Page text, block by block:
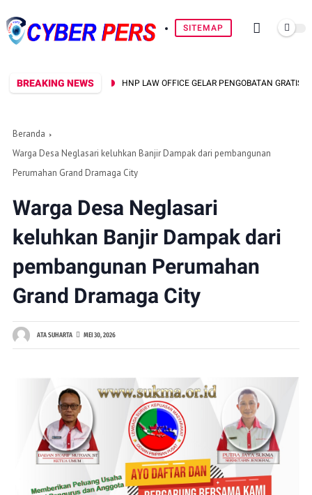
SITEMAP
BREAKING NEWSHNP LAW OFFICE GELAR PENGOBATAN GRATIS, WUJUD
Beranda
Warga Desa Neglasari keluhkan Banjir Dampak dari pembangunan
Perumahan Grand Dramaga City
Warga Desa Neglasari
keluhkan Banjir Dampak dari
pembangunan Perumahan
Grand Dramaga City
ATA SUHARTA MEI 30, 2026